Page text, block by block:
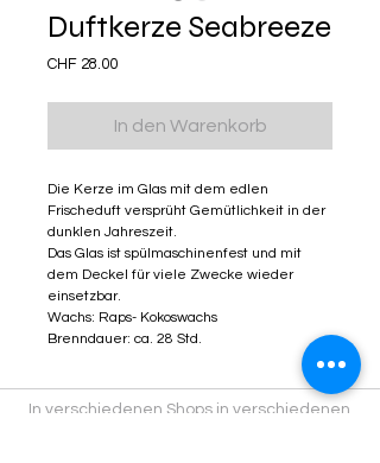
Duftkerze Seabreeze
CHF 28.00Preis
In den Warenkorb
Die Kerze im Glas mit dem edlen
Frischeduft versprüht Gemütlichkeit in der
dunklen Jahreszeit.
Das Glas ist spülmaschinenfest und mit
dem Deckel für viele Zwecke wieder
einsetzbar.
Wachs: Raps- Kokoswachs
Brenndauer: ca. 28 Std.
In verschiedenen Shops in verschiedenen